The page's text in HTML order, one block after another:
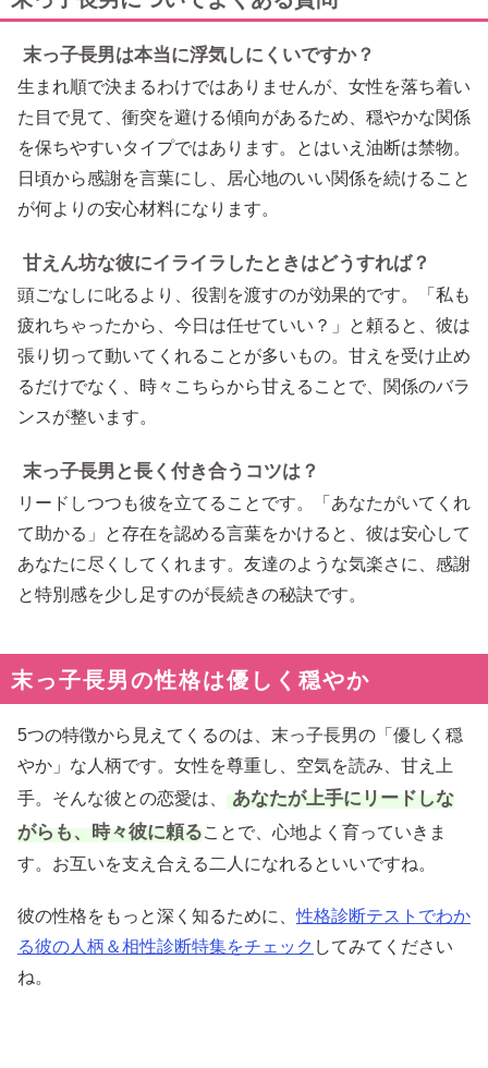
末っ子長男は本当に浮気しにくいですか？
生まれ順で決まるわけではありませんが、女性を落ち着い
た目で見て、衝突を避ける傾向があるため、穏やかな関係
を保ちやすいタイプではあります。とはいえ油断は禁物。
日頃から感謝を言葉にし、居心地のいい関係を続けること
が何よりの安心材料になります。
甘えん坊な彼にイライラしたときはどうすれば？
頭ごなしに叱るより、役割を渡すのが効果的です。「私も
疲れちゃったから、今日は任せていい？」と頼ると、彼は
張り切って動いてくれることが多いもの。甘えを受け止め
るだけでなく、時々こちらから甘えることで、関係のバラ
ンスが整います。
末っ子長男と長く付き合うコツは？
リードしつつも彼を立てることです。「あなたがいてくれ
て助かる」と存在を認める言葉をかけると、彼は安心して
あなたに尽くしてくれます。友達のような気楽さに、感謝
と特別感を少し足すのが長続きの秘訣です。
末っ子長男の性格は優しく穏やか
5つの特徴から見えてくるのは、末っ子長男の「優しく穏
やか」な人柄です。女性を尊重し、空気を読み、甘え上
手。そんな彼との恋愛は、
あなたが上手にリードしな
がらも、時々彼に頼ることで、心地よく育っていきま
す。お互いを支え合える二人になれるといいですね。
彼の性格をもっと深く知るために、性格診断テストでわか
る彼の人柄＆相性診断特集をチェック してみてください
ね。